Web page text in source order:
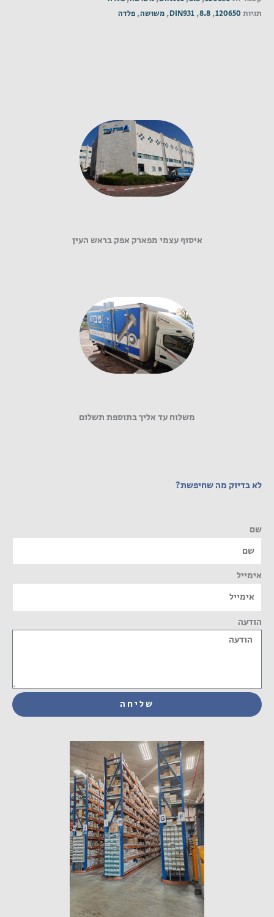
תגיות 120650
,
8.8
,
DIN931
, משושה, פלדה
איסוף עצמי מפארק אפק בראש העין
משלוח עד אליך בתוספת תשלום
לא בדיוק מה שחיפשת?
שם
אימייל
הודעה
שליחה